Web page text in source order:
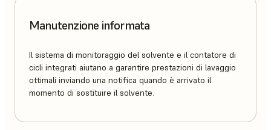
Manutenzione informata
Il sistema di monitoraggio del solvente e il contatore di
cicli integrati aiutano a garantire prestazioni di lavaggio
ottimali inviando una notifica quando è arrivato il
momento di sostituire il solvente.